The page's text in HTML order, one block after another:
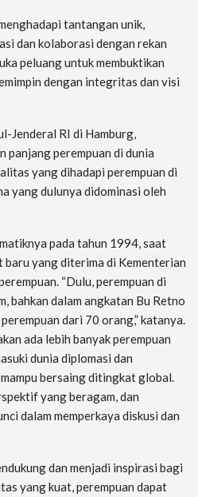
tantangan unik,
dan kolaborasi dengan rekan
peluang untuk membuktikan
dengan integritas dan visi
Jenderal RI di Hamburg,
perempuan di dunia
yang dihadapi perempuan di
yang dulunya didominasi oleh
pada tahun 1994, saat
yang diterima di Kementerian
“Dulu, perempuan di
bahkan dalam angkatan Bu Retno
dari 70 orang,” katanya.
ada lebih banyak perempuan
dunia diplomasi dan
bersaing ditingkat global.
yang beragam, dan
dalam memperkaya diskusi dan
dan menjadi inspirasi bagi
yang kuat, perempuan dapat